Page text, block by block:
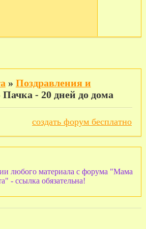
» Поздравления и
Пачка - 20 дней до дома
создать форум бесплатно
любого материала с форума "Мама
- ссылка обязательна!